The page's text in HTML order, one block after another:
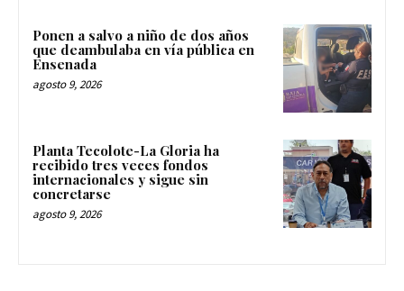
Ponen a salvo a niño de dos años
que deambulaba en vía pública en
Ensenada
agosto 9, 2026
Planta Tecolote-La Gloria ha
recibido tres veces fondos
internacionales y sigue sin
concretarse
agosto 9, 2026